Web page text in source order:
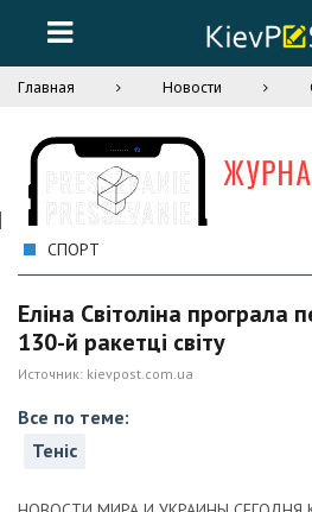
Главная Новости
СПОРТ
Еліна Світоліна програла
130-й ракетці світу
Источник: kievpost.com.ua
Все по теме:
Теніс